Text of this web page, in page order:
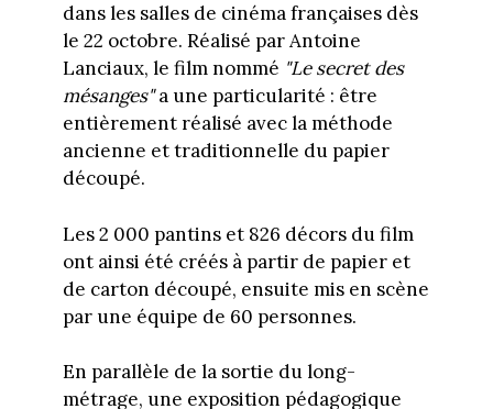
dans les salles de cinéma françaises dès
le 22 octobre. Réalisé par Antoine
Lanciaux, le film nommé "Le secret des
mésanges"a une particularité : être
entièrement réalisé avec la méthode
ancienne et traditionnelle du papier
découpé.
Les 2 000 pantins et 826 décors du film
ont ainsi été créés à partir de papier et
de carton découpé, ensuite mis en scène
par une équipe de 60 personnes.
En parallèle de la sortie du long-
métrage, une exposition pédagogique